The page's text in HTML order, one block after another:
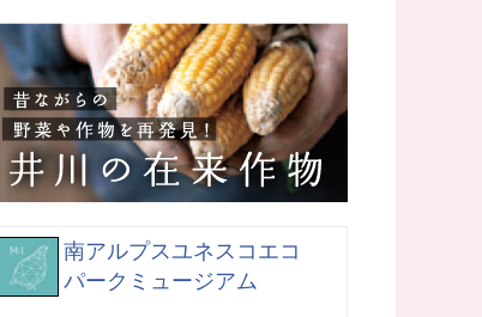
南アルプスユネスコエコ
パークミュージアム